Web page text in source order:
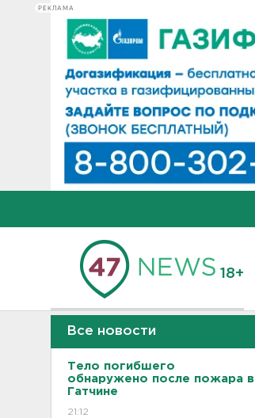
РЕКЛАМА
18+
Все новости
Тело погибшего
обнаружено после пожара в
Гатчине
21:12